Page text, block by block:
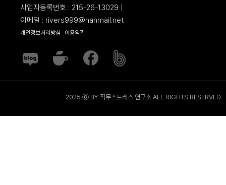
사업자등록번호 : 215-26-13029 |
이메일 : rivers999@hanmail.net
개인정보처리방침 이용약관
2025 ⓒ BY 직무스트레스 연구소.ALL RIGHTS RESERVED.